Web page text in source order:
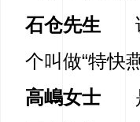
石仓先生
个叫做“特快
高嶋女士